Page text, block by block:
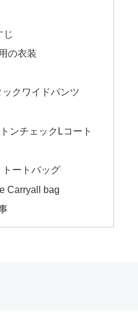
じ
の衣装
ックワイドパンツ
ンチェックLコート
トートバッグ
Carryall bag